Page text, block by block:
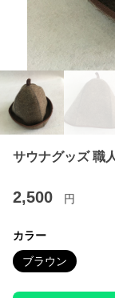
サウナグッズ 職
2,500 円
カラー
ブラウン